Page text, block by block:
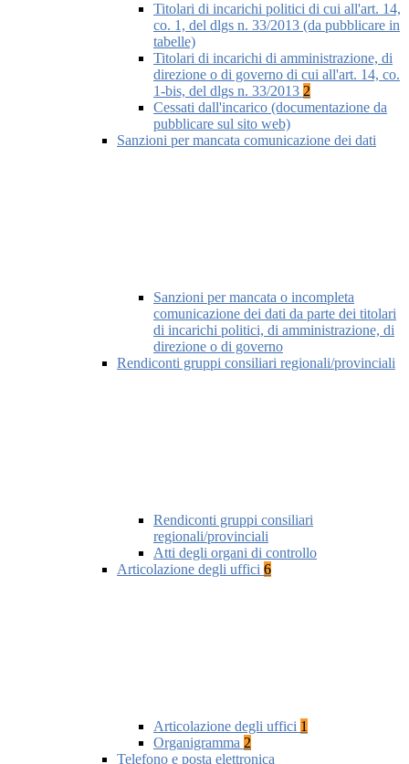
Titolari di incarichi politici di cui all'art. 14,
co. 1, del dlgs n. 33/2013 (da pubblicare in
tabelle)
Titolari di incarichi di amministrazione, di
direzione o di governo di cui all'art. 14, co.
1-bis, del dlgs n. 33/2013 2
Cessati dall'incarico (documentazione da
pubblicare sul sito web)
Sanzioni per mancata comunicazione dei dati
Sanzioni per mancata o incompleta
comunicazione dei dati da parte dei titolari
di incarichi politici, di amministrazione, di
direzione o di governo
Rendiconti gruppi consiliari regionali/provinciali
Rendiconti gruppi consiliari
regionali/provinciali
Atti degli organi di controllo
Articolazione degli uffici 6
Articolazione degli uffici 1
Organigramma 2
Telefono e posta elettronica